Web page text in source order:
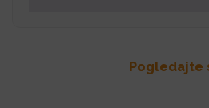
Pogledajte